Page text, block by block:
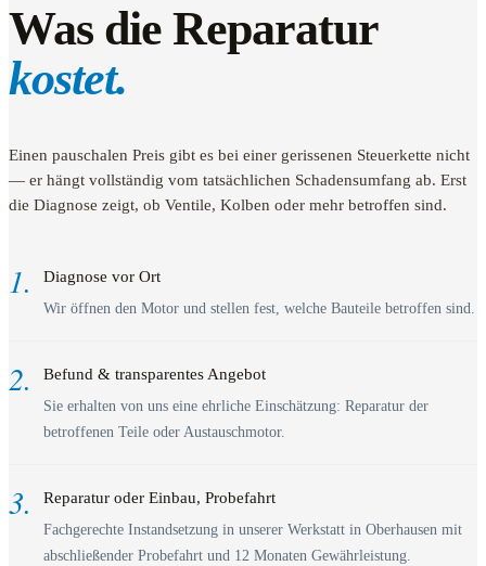
Was die Reparatur
kostet.
Einen pauschalen Preis gibt es bei einer gerissenen Steuerkette nicht
— er hängt vollständig vom tatsächlichen Schadensumfang ab. Erst
die Diagnose zeigt, ob Ventile, Kolben oder mehr betroffen sind.
1. Diagnose vor Ort
Wir öffnen den Motor und stellen fest, welche Bauteile betroffen sind.
2. Befund & transparentes Angebot
Sie erhalten von uns eine ehrliche Einschätzung: Reparatur der
betroffenen Teile oder Austauschmotor.
3. Reparatur oder Einbau, Probefahrt
Fachgerechte Instandsetzung in unserer Werkstatt in Oberhausen mit
abschließender Probefahrt und 12 Monaten Gewährleistung.